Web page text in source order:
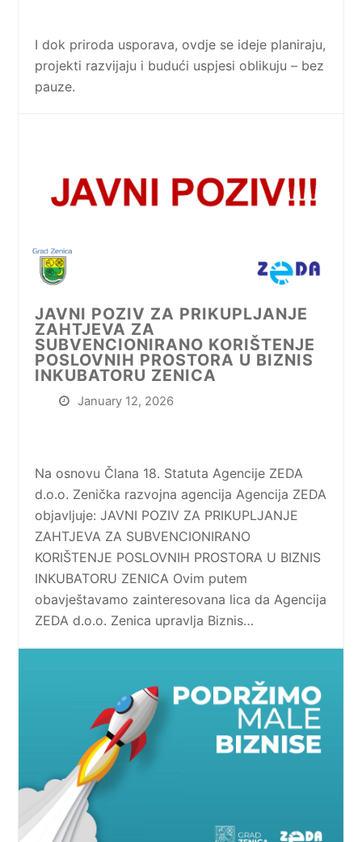
I dok priroda usporava, ovdje se ideje planiraju,
projekti razvijaju i budući uspjesi oblikuju – bez
pauze.
JAVNI POZIV ZA PRIKUPLJANJE
ZAHTJEVA ZA
SUBVENCIONIRANO KORIŠTENJE
POSLOVNIH PROSTORA U BIZNIS
INKUBATORU ZENICA
January 12, 2026
Na osnovu Člana 18. Statuta Agencije ZEDA
d.o.o. Zenička razvojna agencija Agencija ZEDA
objavljuje: JAVNI POZIV ZA PRIKUPLJANJE
ZAHTJEVA ZA SUBVENCIONIRANO
KORIŠTENJE POSLOVNIH PROSTORA U BIZNIS
INKUBATORU ZENICA Ovim putem
obavještavamo zainteresovana lica da Agencija
ZEDA d.o.o. Zenica upravlja Biznis…